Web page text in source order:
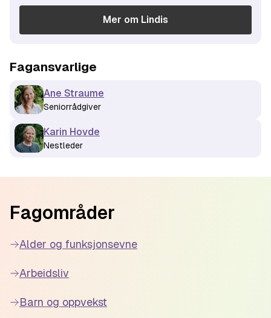
Mer om Lindis
Fagansvarlige
Ane Straume
Seniorrådgiver
Karin Hovde
Nestleder
Fagområder
Alder og funksjonsevne
Arbeidsliv
Barn og oppvekst